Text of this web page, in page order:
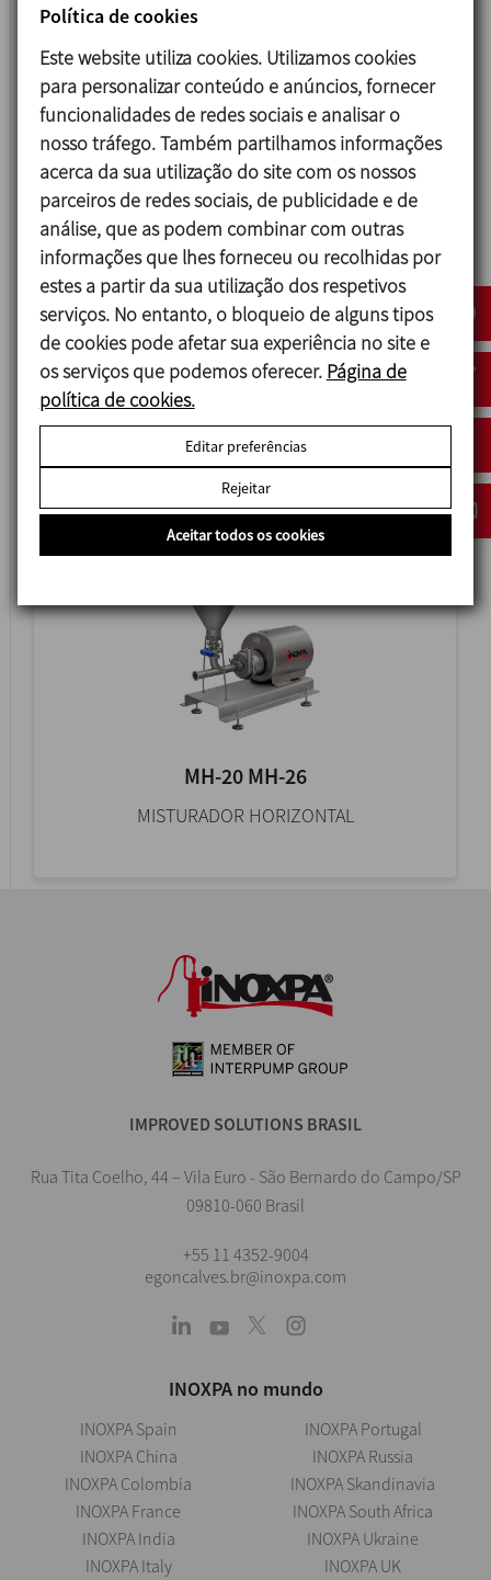
MISTURADOR DE MESA
MISTURADOR HORIZONTAL
MH-20 MH-26
MISTURADOR HORIZONTAL
IMPROVED SOLUTIONS BRASIL
Rua Tita Coelho, 44 – Vila Euro - São Bernardo do Campo/SP
09810-060 Brasil
+55 11 4352-9004
egoncalves.br@inoxpa.com
INOXPA no mundo
INOXPA Spain
INOXPA China
INOXPA Colombia
INOXPA France
INOXPA India
INOXPA Italy
INOXPA Portugal
INOXPA Russia
INOXPA Skandinavia
INOXPA South Africa
INOXPA Ukraine
INOXPA UK
Política de cookies
Este website utiliza cookies. Utilizamos cookies
para personalizar conteúdo e anúncios, fornecer
funcionalidades de redes sociais e analisar o
nosso tráfego. Também partilhamos informações
acerca da sua utilização do site com os nossos
parceiros de redes sociais, de publicidade e de
análise, que as podem combinar com outras
informações que lhes forneceu ou recolhidas por
estes a partir da sua utilização dos respetivos
serviços. No entanto, o bloqueio de alguns tipos
de cookies pode afetar sua experiência no site e
os serviços que podemos oferecer. Página de
política de cookies.
Editar preferências
Rejeitar
Aceitar todos os cookies